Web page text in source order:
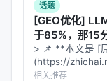
针对分布偏移
量的总范数不变
动相加，而是
活向量的"长度"
话题
[GEO优化]
于85%，那15
> 📌 **本文是 [
(https://
**——标题改为问
相关推荐